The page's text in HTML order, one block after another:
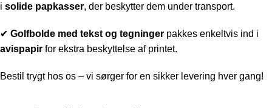
i solide papkasser, der beskytter dem under transport.
✔ Golfbolde med tekst og tegninger pakkes enkeltvis ind i
avispapir for ekstra beskyttelse af printet.
Bestil trygt hos os – vi sørger for en sikker levering hver gang!